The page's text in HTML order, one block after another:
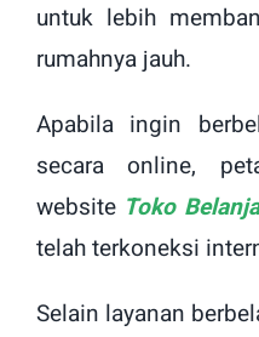
untuk lebih
rumahnya jauh.
Apabila ingin
secara online,
website Toko
telah terkoneksi
Selain layanan